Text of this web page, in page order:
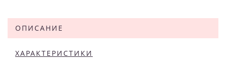
ОПИСАНИЕ
ХАРАКТЕРИСТИКИ